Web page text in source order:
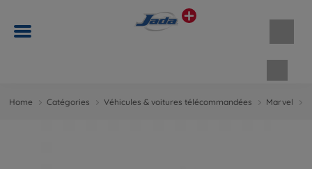
Home Catégories Véhicules & voitures télécommandées Marvel